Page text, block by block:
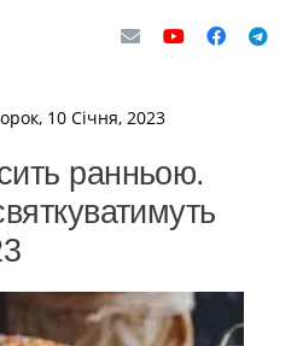
10 Січня, 2023
ранньою.